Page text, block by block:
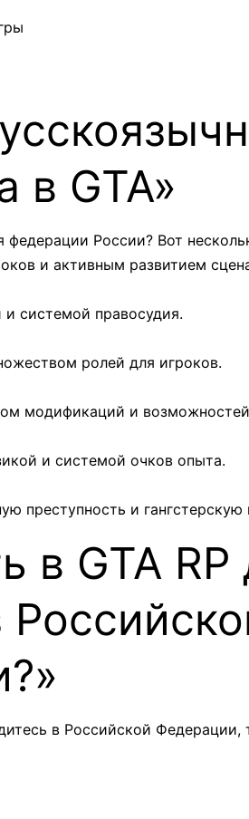
в GTA»
России? Вот
и активным развитием
и системой правосудия.
ролей для игроков.
модификаций и
и системой очков опыта.
преступность и гангстерскую
в GTA RP
в Российской Федерации,